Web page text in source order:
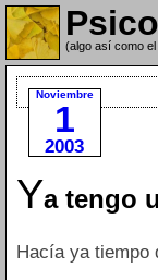
(algo así como
Noviembre
1
2003
Ya tengo
Hacía ya tiempo